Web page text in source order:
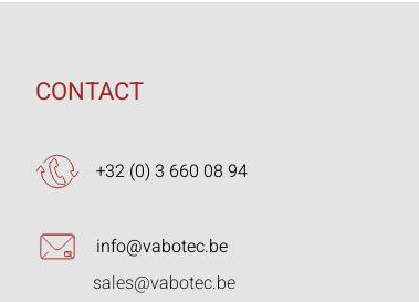
CONTACT
+32 (0) 3 660 08 94
info@vabotec.be
sales@vabotec.be